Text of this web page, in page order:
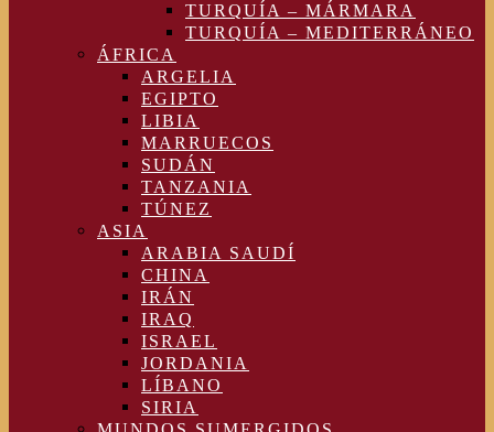
TURQUÍA – MÁRMARA
TURQUÍA – MEDITERRÁNEO
ÁFRICA
ARGELIA
EGIPTO
LIBIA
MARRUECOS
SUDÁN
TANZANIA
TÚNEZ
ASIA
ARABIA SAUDÍ
CHINA
IRÁN
IRAQ
ISRAEL
JORDANIA
LÍBANO
SIRIA